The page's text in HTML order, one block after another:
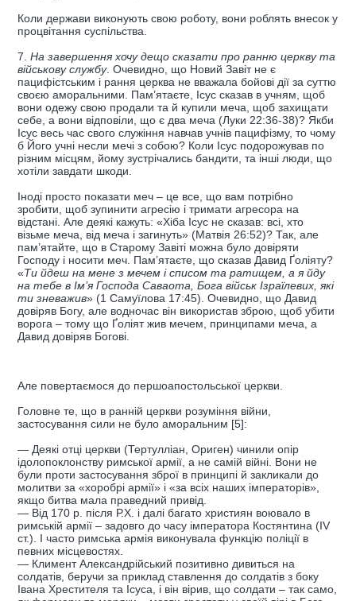
Коли держави виконують свою роботу, вони роблять внесок у
процвітання суспільства.
7. На завершення хочу дещо сказати про ранню церкву та
військову службу. Очевидно, що Новий Завіт не є
пацифістським і рання церква не вважала бойові дії за суттю
своєю аморальними. Пам’ятаєте, Ісус сказав в учням, щоб
вони одежу свою продали та й купили меча, щоб захищати
себе, а вони відповіли, що є два меча (Луки 22:36-38)? Якби
Ісус весь час свого служіння навчав учнів пацифізму, то чому
б Його учні несли мечі з собою? Коли Ісус подорожував по
різним місцям, йому зустрічались бандити, та інші люди, що
хотіли завдати шкоди.
Іноді просто показати меч – це все, що вам потрібно
зробити, щоб зупинити агресію і тримати агресора на
відстані. Але деякі кажуть: «Хіба Ісус не сказав: всі, хто
візьме меча, від меча і загинуть» (Матвія 26:52)? Так, але
пам’ятайте, що в Старому Завіті можна було довіряти
Господу і носити меч. Пам’ятаєте, що сказав Давид Ґоліяту?
«Ти йдеш на мене з мечем і списом та ратищем, а я йду
на тебе в Ім’я Господа Саваота, Бога військ Ізраїлевих, які
ти зневажив» (1 Самуїлова 17:45). Очевидно, що Давид
довіряв Богу, але водночас він використав зброю, щоб убити
ворога – тому що Ґоліят жив мечем, принципами меча, а
Давид довіряв Богові.
Але повертаємося до першоапостольської церкви.
Головне те, що в ранній церкви розуміння війни,
застосування сили не було аморальним [5]:
— Деякі отці церкви (Тертулліан, Ориген) чинили опір
ідолопоклонству римської армії, а не самій війні. Вони не
були проти застосування зброї в принципі й закликали до
молитви за «хоробрі армії» і «за всіх наших імператорів»,
якщо битва мала праведний привід.
— Від 170 р. після Р.Х. і далі багато християн воювало в
римській армії – задовго до часу імператора Костянтина (IV
ст.). І часто римська армія виконувала функцію поліції в
певних місцевостях.
— Климент Александрійський позитивно дивиться на
солдатів, беручи за приклад ставлення до солдатів з боку
Івана Хрестителя та Ісуса, і він вірив, що солдати – так само,